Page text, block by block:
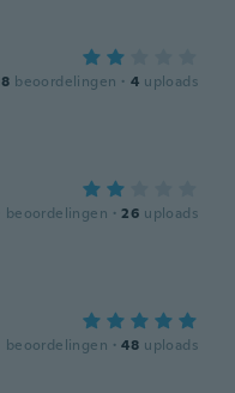
beoordelingen · 4 uploads
beoordelingen · 26 uploads
beoordelingen · 48 uploads